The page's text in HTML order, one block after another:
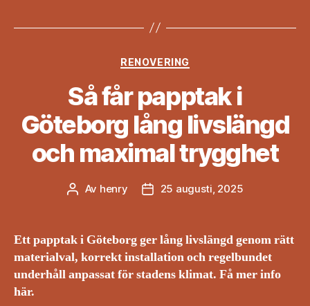
Kategorier
RENOVERING
Så får papptak i
Göteborg lång livslängd
och maximal trygghet
Inläggsförfattare
Av henry Inläggsdatum
25 augusti, 2025
Ett papptak i Göteborg ger lång livslängd genom rätt
materialval, korrekt installation och regelbundet
underhåll anpassat för stadens klimat. Få mer info
här.